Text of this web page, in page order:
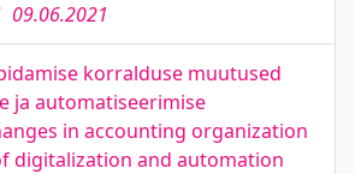
09.06.2021
korralduse muutused
ja automatiseerimise
in accounting organization
digitalization and automation